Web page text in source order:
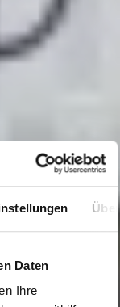
Daten
Ihre